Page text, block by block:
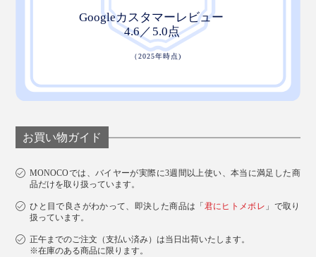
お買い物ガイド
MONOCOでは、バイヤーが実際に3週間以上使い、本当に満足した商
品だけを取り扱っています。
ひと目で良さがわかって、即決した商品は「 君にヒトメボレ 」で取り
扱っています。
正午までのご注文（支払い済み）は当日出荷いたします。
※在庫のある商品に限ります。